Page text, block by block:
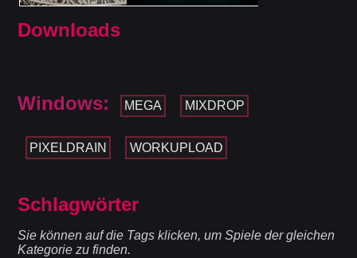
Downloads
Windows: MEGA MIXDROP
PIXELDRAIN WORKUPLOAD
Schlagwörter
Sie können auf die Tags klicken, um Spiele der gleichen
Kategorie zu finden.